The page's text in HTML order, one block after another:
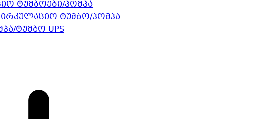
ტუმბოები/პომპა
ტუმბო/პომპა
ტუმბო UPS